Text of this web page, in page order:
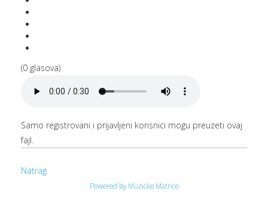
(0 glasova)
Samo registrovani i prijavljeni korisnici mogu preuzeti ovaj
fajl.
Natrag
Powered by Muzicke Matrice